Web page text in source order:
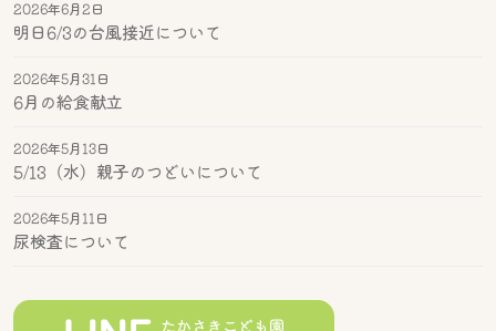
明日6/3の台風接近について
2026年6月2日
6月の給食献立
2026年5月31日
5/13（水）親子のつどいについて
2026年5月13日
尿検査について
2026年5月11日